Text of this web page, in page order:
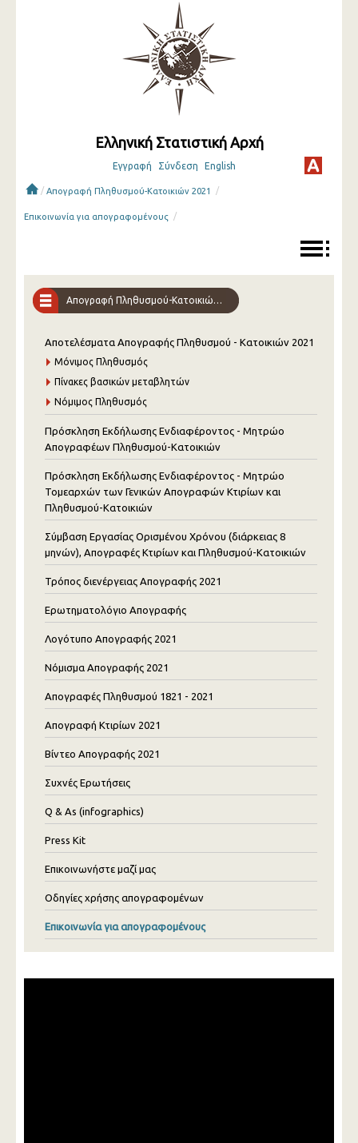
Ελληνική Στατιστική Αρχή
Εγγραφή Σύνδεση English
/ Απογραφή Πληθυσμού-Κατοικιών 2021 /
Επικοινωνία για απογραφομένους /
Απογραφή Πληθυσμού-Κατοικιών 2021
Αποτελέσματα Απογραφής Πληθυσμού - Κατοικιών 2021
Μόνιμος Πληθυσμός
Πίνακες βασικών μεταβλητών
Νόμιμος Πληθυσμός
Πρόσκληση Εκδήλωσης Ενδιαφέροντος - Μητρώο
Απογραφέων Πληθυσμού-Κατοικιών
Πρόσκληση Εκδήλωσης Ενδιαφέροντος - Μητρώο
Τομεαρχών των Γενικών Απογραφών Κτιρίων και
Πληθυσμού-Κατοικιών
Σύμβαση Εργασίας Ορισμένου Χρόνου (διάρκειας 8
μηνών), Απογραφές Κτιρίων και Πληθυσμού-Κατοικιών
Τρόπος διενέργειας Απογραφής 2021
Ερωτηματολόγιο Απογραφής
Λογότυπο Απογραφής 2021
Νόμισμα Απογραφής 2021
Απογραφές Πληθυσμού 1821 - 2021
Απογραφή Κτιρίων 2021
Βίντεο Απογραφής 2021
Συχνές Ερωτήσεις
Q & As (infographics)
Press Kit
Επικοινωνήστε μαζί μας
Οδηγίες χρήσης απογραφομένων
Επικοινωνία για απογραφομένους